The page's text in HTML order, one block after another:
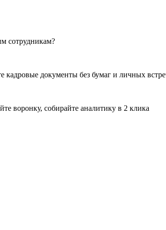
сотрудникам?
кадровые документы без бумаг и личных
воронку, собирайте аналитику в 2 клика